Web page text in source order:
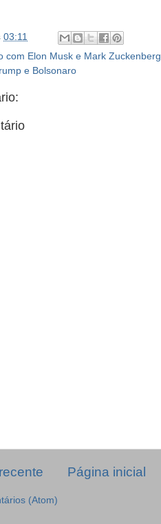
03:11
com Elon Musk e Mark Zuckenberg
e Bolsonaro
Página inicial
(Atom)